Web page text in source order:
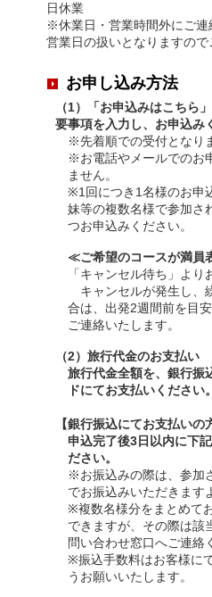
日休業
※休業日・営業時間外にご連
営業日の扱いとなりますので
お申し込み方法
（1）「お申込みはこちら
要事項を入力し、お申込み
※先着順での受付となり
※お電話やメールでのお
ません。
※1回につき1名様のお申
妹等の複数名様で参加さ
つお申込みください。
≪ご希望のコースが満員
「キャンセル待ち」より
キャンセルが発生し、
合は、出発2週間前を目
ご連絡いたします。
（2）旅行代金のお支払い
旅行代金全額を、銀行振
ドにてお支払いください。
【銀行振込にてお支払いの
申込完了後3日以内に下
ださい。
※お振込みの際は、参加
でお振込みいただきます
※複数名様分をまとめて
できますが、その際は該
問い合わせ窓口へご連絡
※振込手数料はお客様に
うお願いいたします。